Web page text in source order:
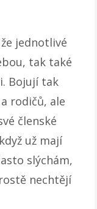
jednotlivé
tak také
Bojují tak
rodičů, ale
členské
už mají
slýchám,
nechtějí